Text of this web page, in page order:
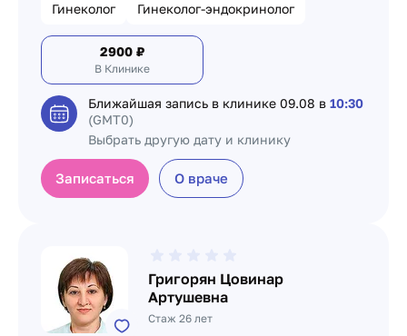
Гинеколог Гинеколог-эндокринолог
2900 ₽
В Клинике
Ближайшая запись в клинике 09.08 в 10:30
(GMT0)
Выбрать другую дату и клинику
Записаться О враче
Григорян Цовинар
Артушевна
Стаж 26 лет